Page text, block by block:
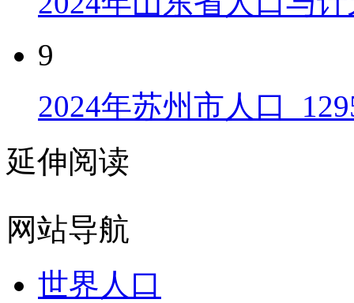
9
2024年苏州市人口
延伸阅读
网站导航
世界人口